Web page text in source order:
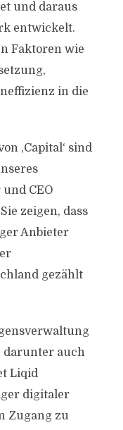
und daraus
entwickelt.
Faktoren wie
in die
,Capital‘ sind
CEO
zeigen, dass
Anbieter
gezählt
darunter auch
Liqid
digitaler
Zugang zu